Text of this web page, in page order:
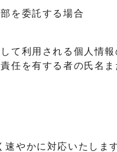
を委託する場合
て利用される個人情報
任を有する者の氏名
やかに対応いたします